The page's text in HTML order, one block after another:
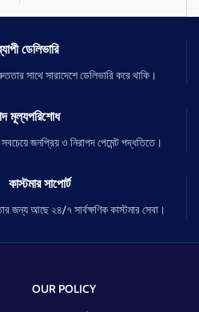
ডেলিভারি
সাথে সারাদেশে ডেলিভারি করে থাকি।
মূল্যপরিশোধ
জনপ্রিয় ও নিরাপদ পেমেন্ট পদ্ধতিতে।
কাস্টমার সাপোর্ট
জন্য আছে ২৪/৭ সার্বক্ষণিক কাস্টমার সেবা।
OUR POLICY